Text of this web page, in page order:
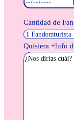
Cantidad de
Quisiera +Info